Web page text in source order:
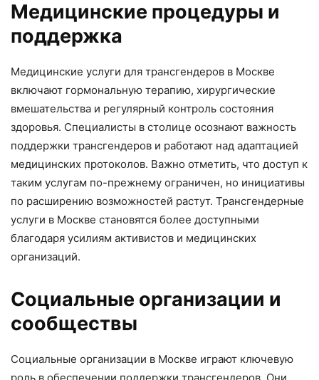
Медицинские процедуры и
поддержка
Медицинские услуги для трансгендеров в Москве
включают гормональную терапию, хирургические
вмешательства и регулярный контроль состояния
здоровья. Специалисты в столице осознают важность
поддержки трансгендеров и работают над адаптацией
медицинских протоколов. Важно отметить, что доступ к
таким услугам по-прежнему ограничен, но инициативы
по расширению возможностей растут. Трансгендерные
услуги в Москве становятся более доступными
благодаря усилиям активистов и медицинских
организаций.
Социальные организации и
сообществы
Социальные организации в Москве играют ключевую